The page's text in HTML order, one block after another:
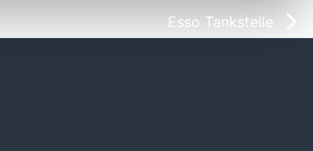
Esso Tankstelle